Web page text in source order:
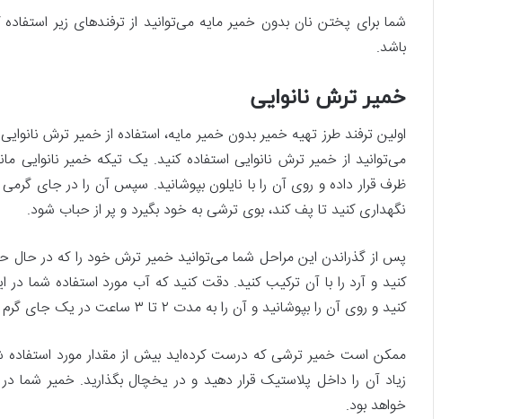
شما برای پختن نان بدون خمیر مایه می‌توانید از ترفندهای زیر
باشد.
خمیر ترش نانوایی
اولین ترفند طرز تهیه خمیر بدون خمیر مایه، استفاده از خمیر ترش
می‌توانید از خمیر ترش نانوایی استفاده کنید. یک تیکه خمیر نانوایی
ظرف قرار داده و روی آن را با نایلون بپوشانید. سپس آن را در جای
نگهداری کنید تا پف کند، بوی ترشی به خود بگیرد و پر از حباب شود.
پس از گذراندن این مراحل شما می‌توانید خمیر ترش خود را که در
کنید و آرد را با آن ترکیب کنید. دقت کنید که آب مورد استفاده شما در
کنید و روی آن را بپوشانید و آن را به مدت ۲ تا ۳ ساعت در یک جای گرم قرار بدهید تاور بیاید.
ممکن است خمیر ترشی که درست کرده‌اید بیش از مقدار مورد استفاده
خواهد بود.